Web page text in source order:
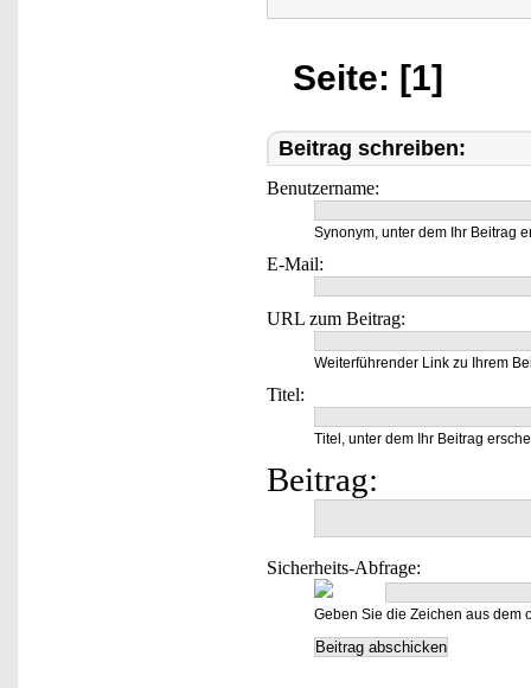
Seite: [1]
Beitrag schreiben:
Benutzername:
Synonym, unter dem Ihr Beitrag
E-Mail:
URL zum Beitrag:
Weiterführender Link zu Ihrem
Titel:
Titel, unter dem Ihr Beitrag
Beitrag:
Sicherheits-Abfrage:
Geben Sie die Zeichen aus dem